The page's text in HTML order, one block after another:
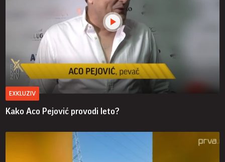
EXKLUZIV
Kako Aco Pejović provodi leto?